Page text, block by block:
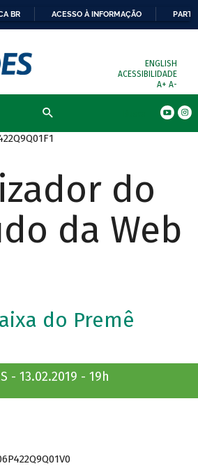
BR ACESSO À INFORMAÇÃO
ENGLISH
ACESSIBILIDADE
A+ A-
do
da Web
do Premê
- 13.02.2019 - 19h